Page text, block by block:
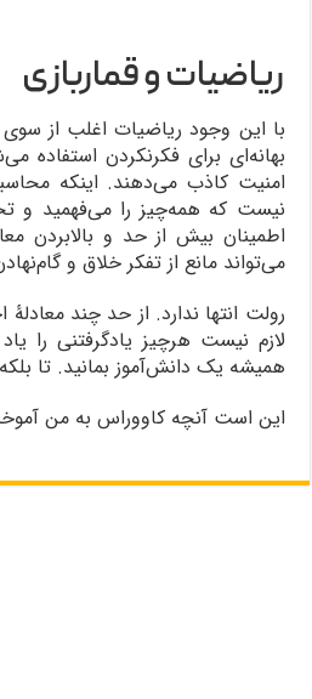
ریاضیات و قماربازی
با این وجود ریاضیات اغلب از سوی
بهانه‌ای برای فکرنکردن استفاده
امنیت کاذب می‌دهند. اینکه
نیست که همه‌چیز را می‌فهمید و
اطمینان بیش از حد و بالابردن
می‌تواند مانع از تفکر خلاق و
رولت انتها ندارد. از حد چند معادلۀ
لازم نیست هرچیز یادگرفتنی را
همیشه یک دانش‌آموز بمانید. تا
این است آنچه کاووراس به من